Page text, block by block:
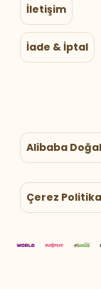
İletişim
İade & İptal
Alibaba
Çerez